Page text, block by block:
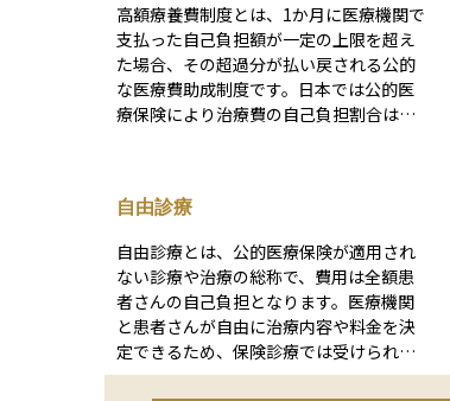
高額療養費制度とは、1か月に医療機関で
支払った自己負担額が一定の上限を超え
た場合、その超過分が払い戻される公的
な医療費助成制度です。日本では公的医
療保険により治療費の自己負担割合は原
なります。こうした経済的負担を軽減す
療養費制度です。 上限額は、70歳未満と
70歳以上で異なり、さらに所得区分（年
収の目安）によって細かく設定されてい
ます。たとえば、年収約370万〜770万円
の方（一般的な所得層）では、1か月あた
自由診療
自由診療とは、公的医療保険が適用され
ない診療や治療の総称で、費用は全額患
者さんの自己負担となります。医療機関
と患者さんが自由に治療内容や料金を決
定できるため、保険診療では受けられな
い最先端の医療技術や高価な医薬品を利